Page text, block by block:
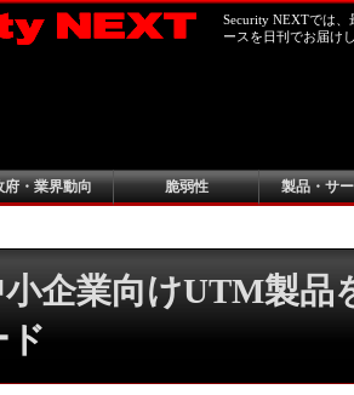
Security NEXTでは
ースを日刊でお届け
府・業界動向 脆弱性 製品・サ
企業向けUTM製品
ド